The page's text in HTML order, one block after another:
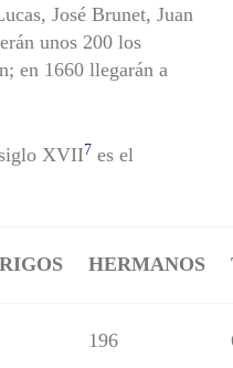
José Brunet, Juan
unos 200 los
en 1660 llegarán a
XVII7 es el
HERMANOS
196